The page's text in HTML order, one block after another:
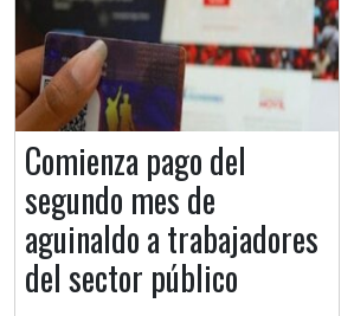
Comienza pago del
segundo mes de
aguinaldo a trabajadores
del sector público